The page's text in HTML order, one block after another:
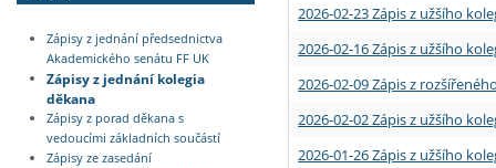
Zápisy z jednání předsednictva
Akademického senátu FF UK
Zápisy z jednání kolegia
děkana
Zápisy z porad děkana s
vedoucími základních součástí
Zápisy ze zasedání
2026-02-23 Zápis z užšího
2026-02-16 Zápis z užšího
2026-02-09 Zápis z
2026-02-02 Zápis z užšího
2026-01-26 Zápis z užšího